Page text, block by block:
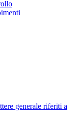
generale riferiti a